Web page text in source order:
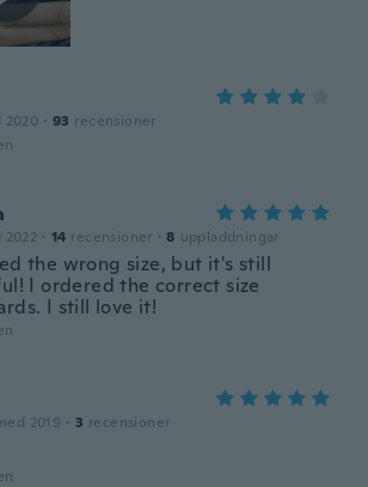
2020 · 93 recensioner
2022 · 14 recensioner · 8 uppladdningar
the wrong size, but it's still
I ordered the correct size
I still love it!
2019 · 3 recensioner